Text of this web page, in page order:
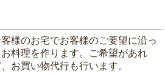
客様のお宅でお客様のご要望に沿っ
お料理を作ります。ご希望があれ
お買い物代行も行います。